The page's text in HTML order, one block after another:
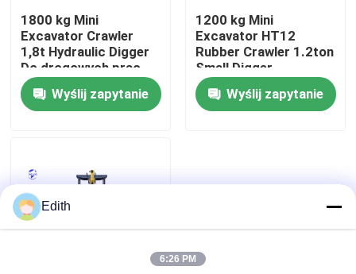
Kontrola jakości
Skontaktuj się z nami
Poprosić o wycenę
Silnik
1800 kg Mini
Excavator Crawler
1,8t Hydraulic Digger
Do drogowych prac
Wyślij zapytanie
1200 kg Mini
Excavator HT12
Rubber Crawler 1.2ton
Small Digger
Wyślij zapytanie
Edith
6:26 PM